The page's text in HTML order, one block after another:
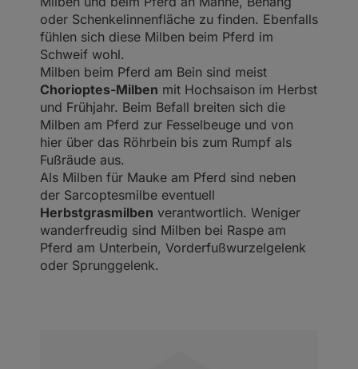
oder Schenkelinnenfläche zu finden. Ebenfalls
fühlen sich diese Milben beim Pferd im
Schweif wohl.
Milben beim Pferd am Bein sind meist
Chorioptes-Milben mit Hochsaison im Herbst
und Frühjahr. Beim Befall breiten sich die
Milben am Pferd zur Fesselbeuge und von
hier über das Röhrbein bis zum Rumpf als
Fußräude aus.
Als Milben für Mauke am Pferd sind neben
der Sarcoptesmilbe eventuell
Herbstgrasmilben verantwortlich. Weniger
wanderfreudig sind Milben bei Raspe am
Pferd am Unterbein, Vorderfußwurzelgelenk
oder Sprunggelenk.